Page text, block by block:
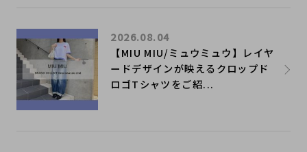
【MIU MIU/ミュウミュウ】レイヤ
ードデザインが映えるクロップド
ロゴTシャツをご紹...
2026.08.04